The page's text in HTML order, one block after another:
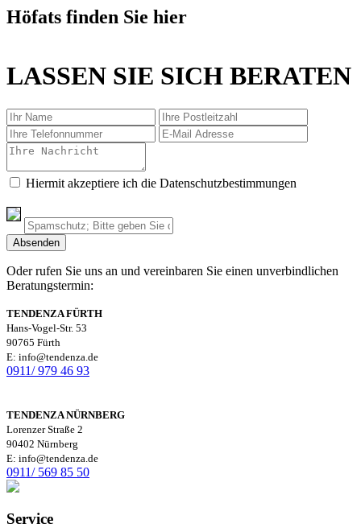
Höfats finden Sie hier
LASSEN SIE SICH BERATEN
Hiermit akzeptiere ich die Datenschutzbestimmungen
Oder rufen Sie uns an und vereinbaren Sie einen unverbindlichen
Beratungstermin:
TENDENZA FÜRTH
Hans-Vogel-Str. 53
90765 Fürth
E: info@tendenza.de
0911/ 979 46 93
TENDENZA NÜRNBERG
Lorenzer Straße 2
90402 Nürnberg
E: info@tendenza.de
0911/ 569 85 50
Service